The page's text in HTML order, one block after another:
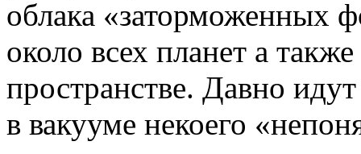
облака «заторможенных
около всех планет а
пространстве. Давно
в вакууме некоего